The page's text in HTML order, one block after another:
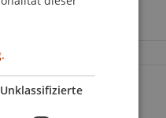
Zielgruppe
Unklassifizierte